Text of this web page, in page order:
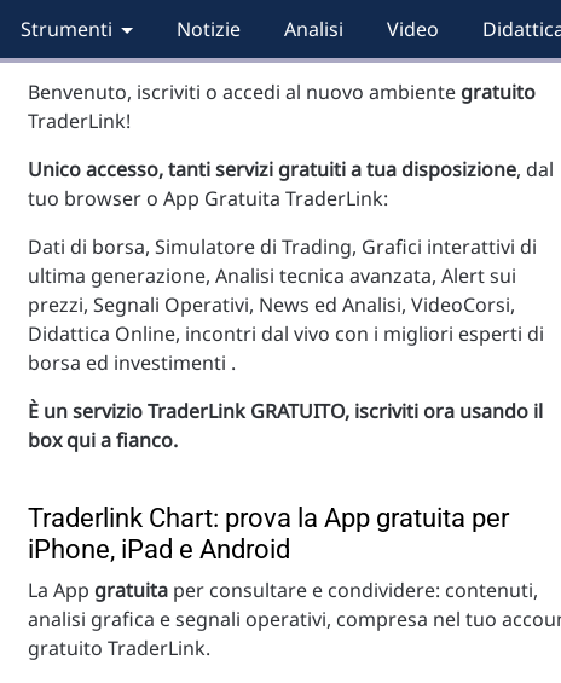
Strumenti Notizie Analisi Video
Benvenuto, iscriviti o accedi al nuovo ambiente gratuito
TraderLink!
Unico accesso, tanti servizi gratuiti a tua disposizione, dal
tuo browser o App Gratuita TraderLink:
Dati di borsa, Simulatore di Trading, Grafici interattivi di
ultima generazione, Analisi tecnica avanzata, Alert sui
prezzi, Segnali Operativi, News ed Analisi, VideoCorsi,
Didattica Online, incontri dal vivo con i migliori esperti di
borsa ed investimenti .
È un servizio TraderLink GRATUITO, iscriviti ora usando il
box qui a fianco.
Traderlink Chart: prova la App gratuita per
iPhone, iPad e Android
La App gratuita per consultare e condividere: contenuti,
analisi grafica e segnali operativi, compresa nel tuo
gratuito TraderLink.